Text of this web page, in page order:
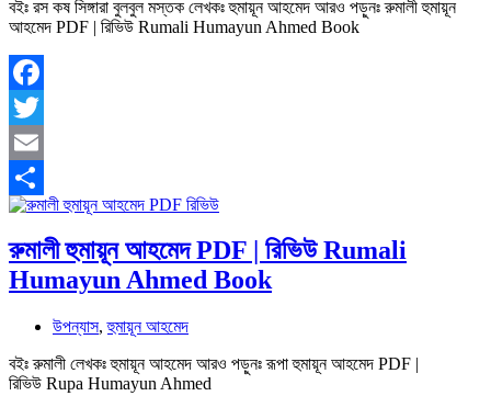
বইঃ রস কষ সিঙ্গারা বুলবুল মস্তক লেখকঃ হুমায়ূন আহমেদ আরও পড়ুনঃ রুমালী হুমায়ূন
আহমেদ PDF | রিভিউ Rumali Humayun Ahmed Book
Facebook
Twitter
Email
Share
রুমালী হুমায়ূন আহমেদ PDF | রিভিউ Rumali
Humayun Ahmed Book
উপন্যাস,হুমায়ূন আহমেদ
বইঃ রুমালী লেখকঃ হুমায়ূন আহমেদ আরও পড়ুনঃ রূপা হুমায়ূন আহমেদ PDF |
রিভিউ Rupa Humayun Ahmed